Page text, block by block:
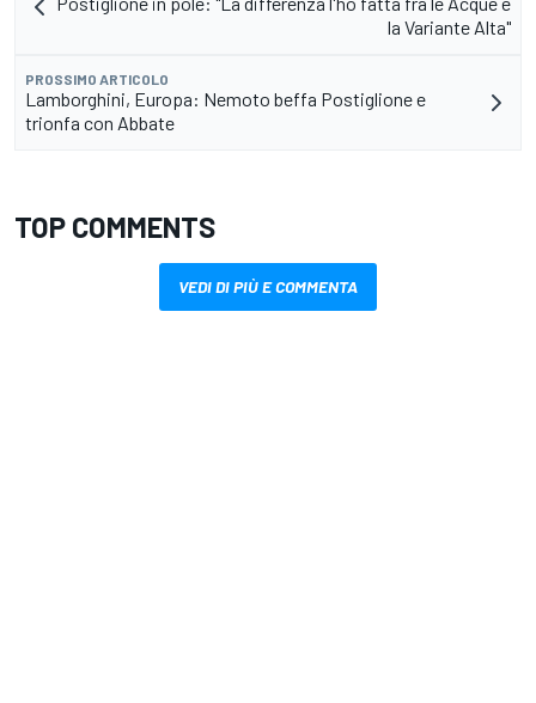
la Variante Alta"
PROSSIMO ARTICOLO
Lamborghini, Europa: Nemoto beffa Postiglione e
trionfa con Abbate
TOP COMMENTS
VEDI DI PIÙ E COMMENTA